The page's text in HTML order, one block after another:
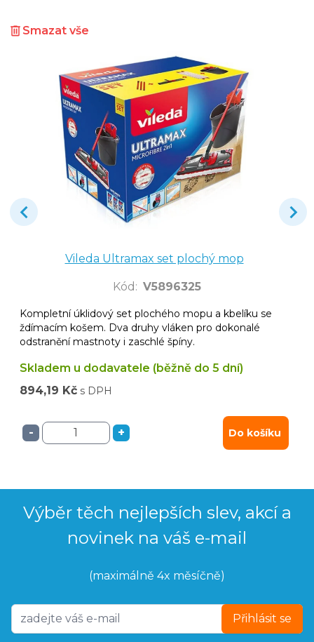
Smazat vše
Vileda Ultramax set plochý mop
Kód : V5896325
Kompletní úklidový set plochého mopu a kbelíku se
ždímacím košem. Dva druhy vláken pro dokonalé
odstranění mastnoty i zaschlé špíny.
Skladem u dodavatele (běžně do 5 dní)
894,19 Kč s DPH
- + Do košíku
Výběr těch nejlepších slev, akcí a
novinek na váš e-mail
(maximálně 4x měsíčně)
Přihlásit se